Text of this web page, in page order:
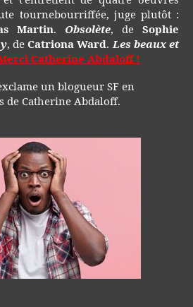
tournebourriffée, juge plutôt :
Martin. Obsolète, de Sophie
, de Catriona Ward.Les beaux et
Catherine Abdaloff !
un blogueur SF en
de Catherine Abdaloff.